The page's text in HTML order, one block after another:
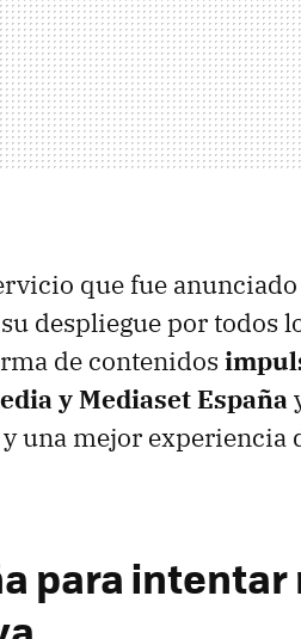
que fue anunciado
despliegue por todos
de contenidos
y Mediaset España
una mejor experiencia
para